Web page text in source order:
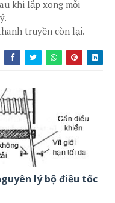
khi lắp xong mỗi
truyền còn lại.
lý bộ điều tốc